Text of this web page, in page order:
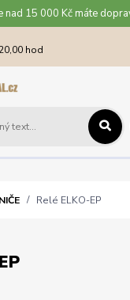
nad 15 000 Kč máte
hod
Relé ELKO-EP